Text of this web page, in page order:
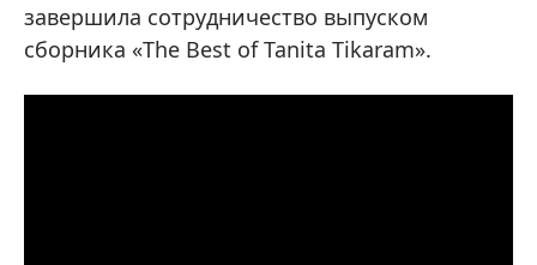
завершила сотрудничество выпуском
сборника «The Best of Tanita Tikaram».